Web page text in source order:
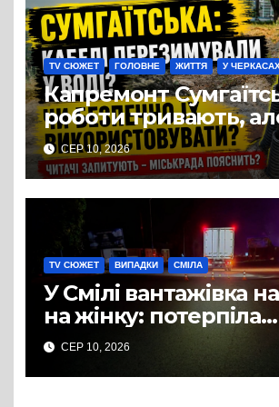
TV СЮЖЕТ ГОЛОВНЕ ЖИТТЯ У
Капремонт
роботи тривають,
містян виникло
щодо освітлення
СЕР 10, 2026
TV СЮЖЕТ ВИПАДКИ СМІЛА
У Смілі вантажівка
на жінку: потерпіла
померла в лікарні
СЕР 10, 2026